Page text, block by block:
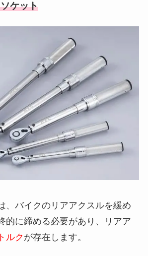
ケット
、バイクのリアアクスルを緩め
的に締める必要があり、リアア
ルク が存在します。